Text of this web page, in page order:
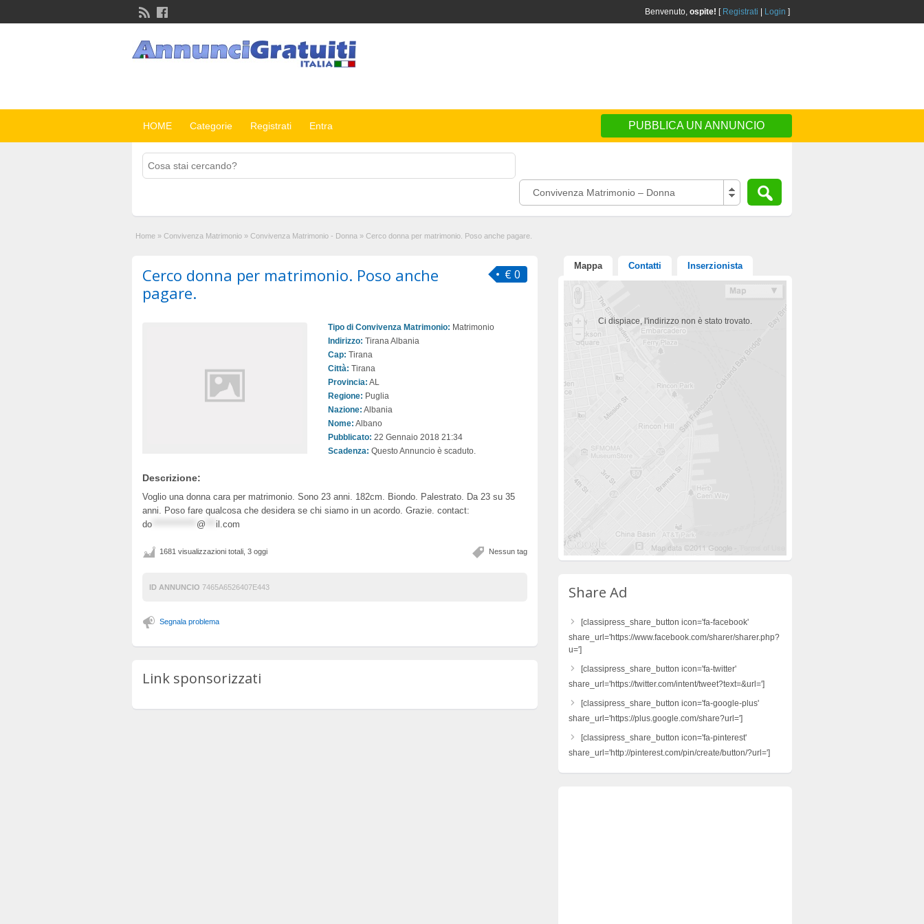
Benvenuto, ospite! [ Registrati Login ]
HOME Categorie Registrati Entra PUBBLICA UN ANNUNCIO
Convivenza Matrimonio – Donna
Home » Convivenza Matrimonio » Convivenza Matrimonio - Donna » Cerco donna per matrimonio. Poso anche pagare.
€ 0
Cerco donna per matrimonio. Poso anche
pagare.
Tipo di Convivenza Matrimonio: Matrimonio
Indirizzo: Tirana Albania
Cap: Tirana
Città: Tirana
Provincia: AL
Regione: Puglia
Nazione: Albania
Nome: Albano
Pubblicato: 22 Gennaio 2018 21:34
Scadenza: Questo Annuncio è scaduto.
Descrizione:
Voglio una donna cara per matrimonio. Sono 23 anni. 182cm. Biondo. Palestrato. Da 23 su 35
anni. Poso fare qualcosa che desidera se chi siamo in un acordo. Grazie. contact:
do
@ il.com
Nessun tag
1681 visualizzazioni totali, 3 oggi
ID ANNUNCIO 7465A6526407E443
Segnala problema
Link sponsorizzati
Mappa Contatti Inserzionista
Ci dispiace, l'indirizzo non è stato trovato.
Share Ad
[classipress_share_button icon='fa-facebook'
share_url='https://www.facebook.com/sharer/sharer.php?
u=']
[classipress_share_button icon='fa-twitter'
share_url='https://twitter.com/intent/tweet?text=&url=']
[classipress_share_button icon='fa-google-plus'
share_url='https://plus.google.com/share?url=']
[classipress_share_button icon='fa-pinterest'
share_url='http://pinterest.com/pin/create/button/?url=']